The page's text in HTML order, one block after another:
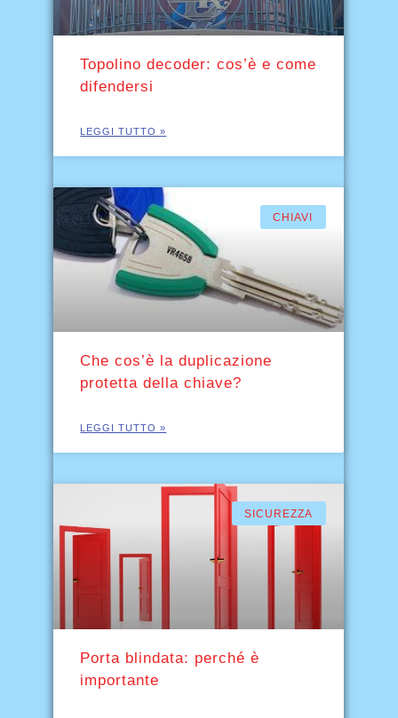
Topolino decoder: cos’è e come
difendersi
LEGGI TUTTO »
CHIAVI
Che cos’è la duplicazione
protetta della chiave?
LEGGI TUTTO »
SICUREZZA
Porta blindata: perché è
importante